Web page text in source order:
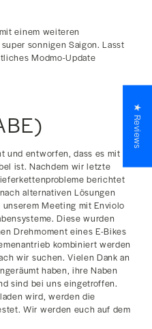
einem weiteren
sonnigen Saigon. Lasst
Modmo-Update
und entworfen, dass es mit
ist. Nachdem wir letzte
berichtet
alternativen Lösungen
Meeting mit Enviolo
Diese wurden
Drehmoment eines E-Bikes
kombiniert werden
wir suchen. Vielen Dank an
haben, ihre Naben
sind bei uns eingetroffen.
wird, werden die
Wir werden euch auf dem
★ Reviews